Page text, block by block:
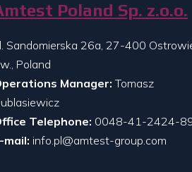
Poland Sp. z.o.o.
Sandomierska 26a, 27-400
Poland
Manager: Tomasz
Telephone: 0048-41-2424-
mail: info.pl@amtest-group.com